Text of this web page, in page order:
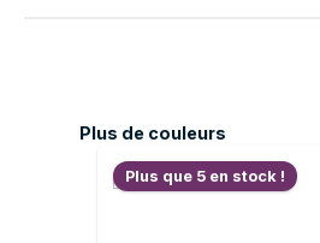
Ignorer la galerie de produits
Plus de couleurs
Plus que 5 en stock !